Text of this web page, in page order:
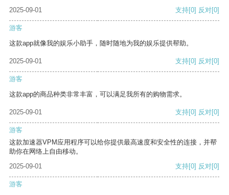
2025-09-01
支持[0] 反对[0]
游客
这款app就像我的娱乐小助手，随时随地为我的娱乐提供帮助。
2025-09-01 支持[0] 反对[0]
游客
这款app的商品种类非常丰富，可以满足我所有的购物需求。
2025-09-01 支持[0] 反对[0]
游客
这款加速器VPM应用程序可以给你提供最高速度和安全性的连接，并帮
助你在网络上自由移动。
2025-09-01
支持[0] 反对[0]
游客